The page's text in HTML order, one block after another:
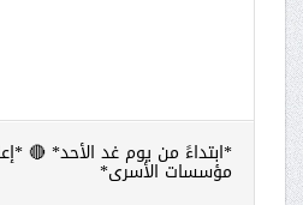
*ابتداءً من يوم غد الأحد* 🔴
مؤسسات الأسرى*